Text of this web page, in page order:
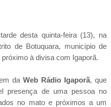
desta quinta-feira (13), na
de Botuquara, município de
à divisa com Igaporã.
daWeb Rádio Igaporã, que
presença de uma pessoa no
no mato e próximos a um